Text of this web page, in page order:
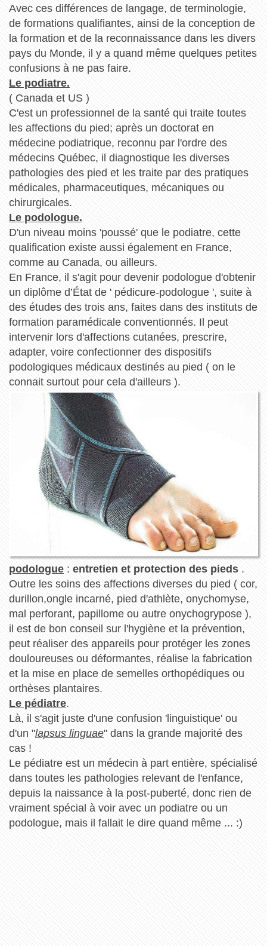
Avec ces différences de langage, de terminologie,
de formations qualifiantes, ainsi de la conception de
la formation et de la reconnaissance dans les divers
pays du Monde, il y a quand même quelques petites
confusions à ne pas faire.
Le podiatre.
( Canada et US )
C'est un professionnel de la santé qui traite toutes
les affections du pied; après un doctorat en
médecine podiatrique, reconnu par l'ordre des
médecins Québec, il diagnostique les diverses
pathologies des pied et les traite par des pratiques
médicales, pharmaceutiques, mécaniques ou
chirurgicales.
Le podologue.
D'un niveau moins 'poussé' que le podiatre, cette
qualification existe aussi également en France,
comme au Canada, ou ailleurs.
En France, il s'agit pour devenir podologue d'obtenir
un diplôme d’État de ' pédicure-podologue ', suite à
des études des trois ans, faites dans des instituts de
formation paramédicale conventionnés. Il peut
intervenir lors d'affections cutanées, prescrire,
adapter, voire confectionner des dispositifs
podologiques médicaux destinés au pied ( on le
connait surtout pour cela d'ailleurs ).
podologue: entretien et protection des pieds.
Outre les soins des affections diverses du pied ( cor,
durillon,ongle incarné, pied d'athlète, onychomyse,
mal perforant, papillome ou autre onychogrypose ),
il est de bon conseil sur l'hygiène et la prévention,
peut réaliser des appareils pour protéger les zones
douloureuses ou déformantes, réalise la fabrication
et la mise en place de semelles orthopédiques ou
orthèses plantaires.
Le pédiatre.
Là, il s'agit juste d'une confusion 'linguistique' ou
d'un "lapsus linguae" dans la grande majorité des
cas !
Le pédiatre est un médecin à part entière, spécialisé
dans toutes les pathologies relevant de l'enfance,
depuis la naissance à la post-puberté, donc rien de
vraiment spécial à voir avec un podiatre ou un
podologue, mais il fallait le dire quand même ... :)